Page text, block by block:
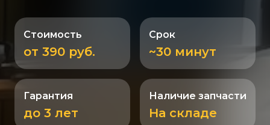
Стоимость
от 390 руб.
Срок
~30 минут
Гарантия
до 3 лет
Наличие запчасти
На складе